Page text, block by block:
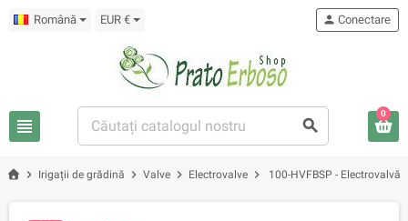
Română EUR €
view_headline search
person Conectare
0
chevron_right Irigații de grădină chevron_right Valve chevron_right Electrovalve chevron_right 100-HVFBSP - Electrovalvă